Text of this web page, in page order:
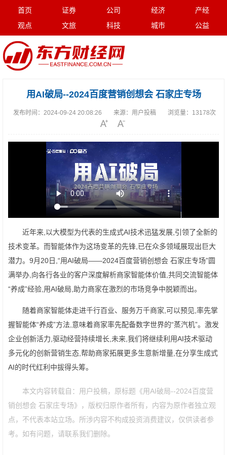
首页 证券 公司 经济
产经
观点
文旅 科技 城市 公益
用AI破局--2024百度营销创想会 石家庄专场
发布时间： 2024-09-24 20:08:26 来源： 用户投稿 浏览量： 13178次
近年来,以大模型为代表的生成式AI技术迅猛发展,引领了全新的
技术变革。而智能体作为这场变革的先锋,已在众多领域展现出巨大
潜力。9月20日,“用AI破局——2024百度营销创想会 石家庄专场”圆
满举办,向各行各业的客户深度解析商家智能体价值,共同交流智能体
“养成”经验,用AI破局,助力商家在激烈的市场竞争中脱颖而出。
随着商家智能体走进千行百业、服务万千商家,可以预见,率先掌
握智能体“养成”方法,意味着商家率先配备数字世界的“蒸汽机”。激发
企业创新活力,驱动经营持续增长,未来,我们将继续利用AI技术驱动
多元化的创新营销生态,帮助商家拓展更多生意新增量,在分享生成式
AI的时代红利中拔得头筹。
本文内容转载自：用户投稿，原标题《用AI破局--2024百度营
销创想会 石家庄专场》，版权归原作者所有，内容为原作者独立观
点，不代表本站立场。所涉内容不构成投资消费建议，仅供读者参
考。如有问题，请联系我们删除。